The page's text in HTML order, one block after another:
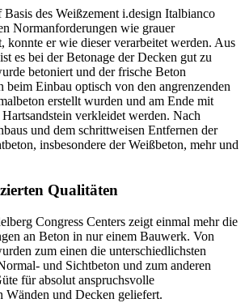
des Weißzement i.design Italbianco
Normanforderungen wie grauer
konnte er wie dieser verarbeitet werden. Aus
es bei der Betonage der Decken gut zu
betoniert und der frische Beton
beim Einbau optisch von den angrenzenden
erstellt wurden und am Ende mit
verkleidet werden. Nach
und dem schrittweisen Entfernen der
insbesondere der Weißbeton, mehr und
Qualitäten
Congress Centers zeigt einmal mehr die
an Beton in nur einem Bauwerk. Von
zum einen die unterschiedlichsten
und Sichtbeton und zum anderen
für absolut anspruchsvolle
Wänden und Decken geliefert.